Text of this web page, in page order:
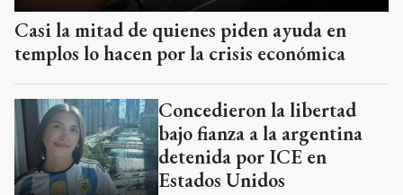
Casi la mitad de quienes piden ayuda en
templos lo hacen por la crisis económica
Concedieron la libertad
bajo fianza a la argentina
detenida por ICE en
Estados Unidos